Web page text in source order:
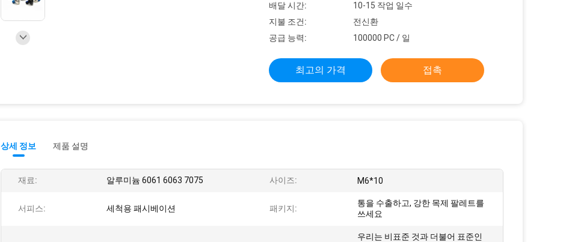
배달 시간:
10-15 작업 일수
지불 조건:
전신환
공급 능력:
100000 PC / 일
최고의 가격 접촉
상세 정보 제품 설명
재료: 알루미늄 6061 6063 7075 사이즈: M6*10
서피스: 세척용 패시베이션 패키지:
통을 수출하고, 강한 목제 팔레트를
쓰세요
우리는 비표준 것과 더불어 표준인